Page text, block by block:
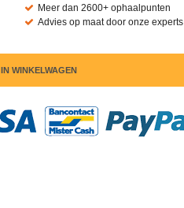
Meer dan 2600+ ophaalpunten
Advies op maat door onze experts
IN WINKELWAGEN